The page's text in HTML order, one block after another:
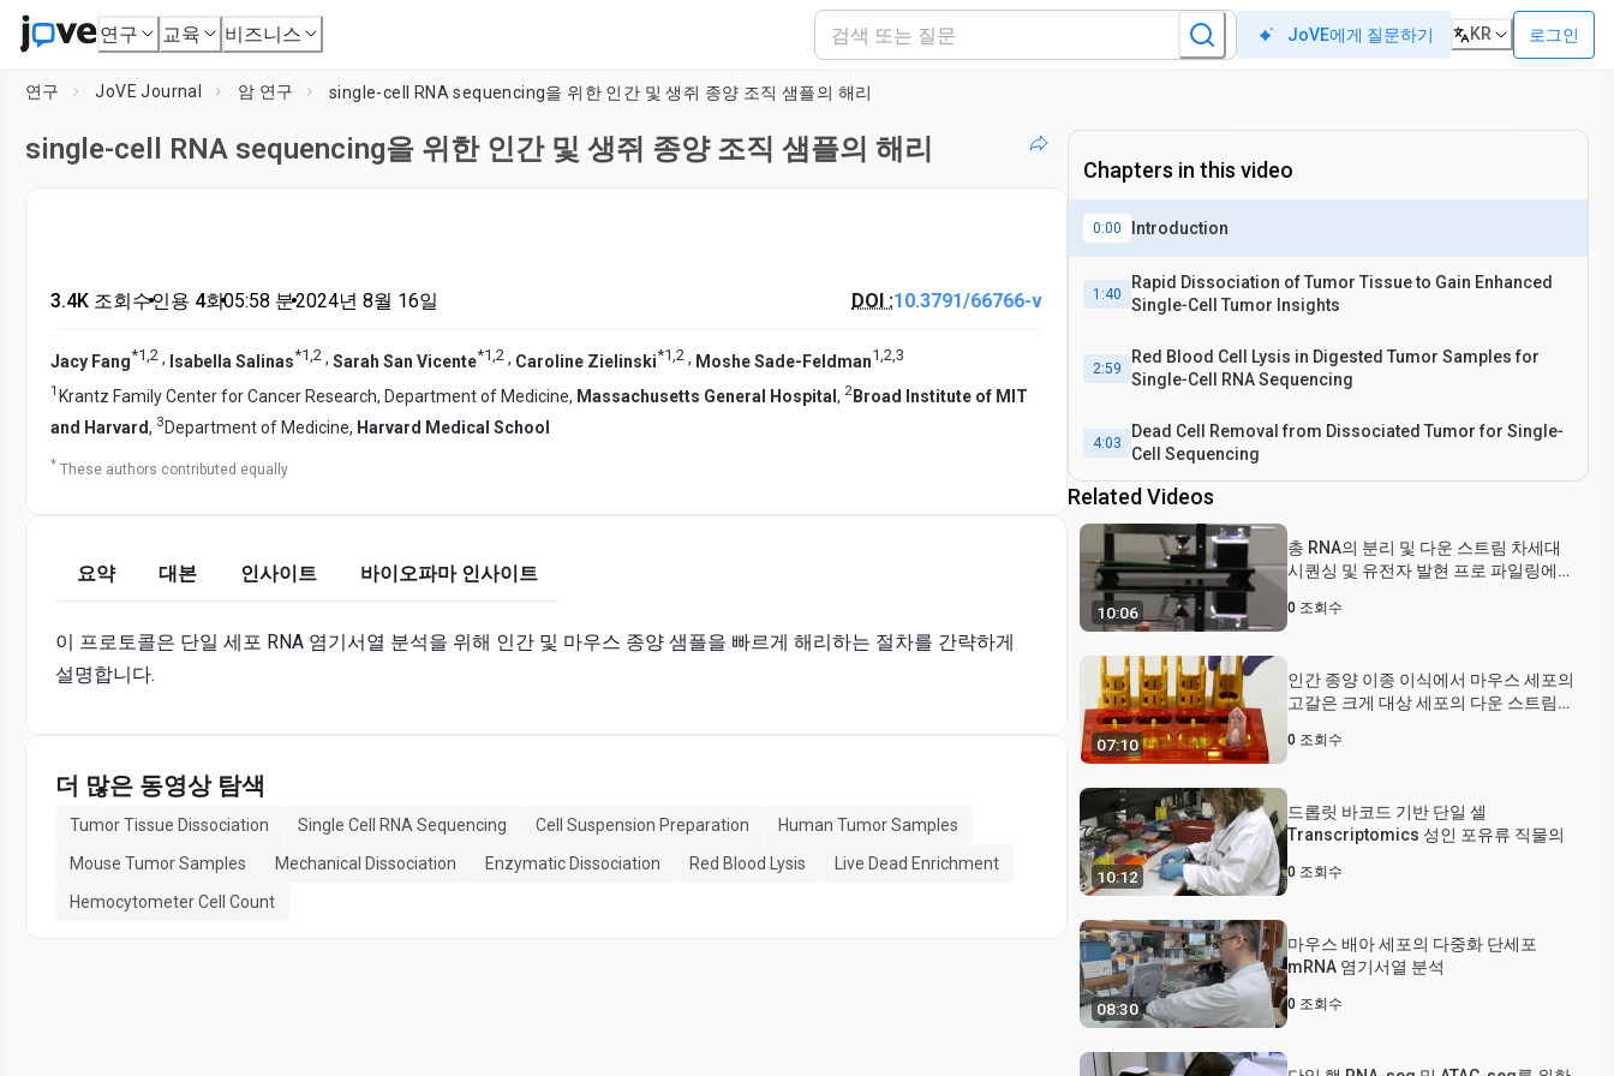
연구 교육 비즈니스 JoVE에게 질문하기 KR 로그인
연구 JoVE Journal 암 연구 single-cell RNA sequencing을 위한 인간 및 생쥐 종양 조직 샘플의 해리
single-cell RNA sequencing을 위한 인간 및 생쥐 종양 조직 샘플의 해리
3.4K 조회수•인용 4회•05:58 분•2024년 8월 16일 DOI :10.3791/66766-v
Jacy Fang*1,2 , Isabella Salinas*1,2 , Sarah San Vicente*1,2 , Caroline Zielinski*1,2 , Moshe Sade-Feldman1,2,3
1 Krantz Family Center for Cancer Research, Department of Medicine, Massachusetts General Hospital , 2 Broad Institute of MIT
and Harvard, 3 Department of Medicine, Harvard Medical School
* These authors contributed equally
요약 대본 인사이트 바이오파마 인사이트
이 프로토콜은 단일 세포 RNA 염기서열 분석을 위해 인간 및 마우스 종양 샘플을 빠르게 해리하는 절차를 간략하게
설명합니다.
더 많은 동영상 탐색
Tumor Tissue Dissociation Single Cell RNA Sequencing Cell Suspension Preparation
Human Tumor Samples
Mouse Tumor Samples
Mechanical Dissociation Enzymatic Dissociation Red Blood Lysis
Live Dead Enrichment
Hemocytometer Cell Count
Chapters in this video
0:00 Introduction
1:40
Rapid Dissociation of Tumor Tissue to Gain Enhanced
Single‐Cell Tumor Insights
2:59
Red Blood Cell Lysis in Digested Tumor Samples for
Single‐Cell RNA Sequencing
4:03
Dead Cell Removal from Dissociated Tumor for Single‐
Cell Sequencing
Related Videos
10:06
총 RNA의 분리 및 다운 스트림 차세대
시퀀싱 및 유전자 발현 프로 파일링에
Microdissection 아닌 레이저 캡처 현
0 조회수
07:10
인간 종양 이종 이식에서 마우스 세포의
고갈은 크게 대상 세포의 다운 스트림
0 조회수
10:12
드롭릿 바코드 기반 단일 셀
Transcriptomics 성인 포유류 직물의
0 조회수
08:30
마우스 배아 세포의 다중화 단세포
mRNA 염기서열 분석
0 조회수